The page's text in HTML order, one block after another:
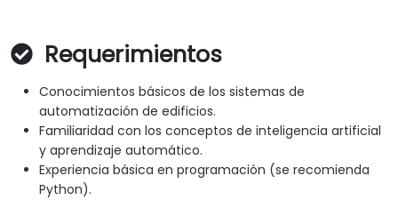
Requerimientos
Conocimientos básicos de los sistemas de
automatización de edificios.
Familiaridad con los conceptos de inteligencia artificial
y aprendizaje automático.
Experiencia básica en programación (se recomienda
Python).